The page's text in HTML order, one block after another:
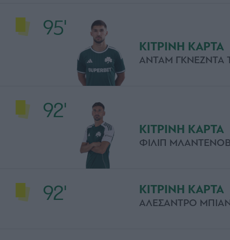
92' ΚΙΤΡΙΝΗ ΚΑΡΤΑ
ΑΛΕΣΑΝΤΡΟ
92'
ΚΙΤΡΙΝΗ ΚΑΡΤΑ
ΦΙΛΙΠ
95'
ΚΙΤΡΙΝΗ ΚΑΡΤΑ
ΑΝΤΑΜ ΓΚΝΕΖΝΤΑ